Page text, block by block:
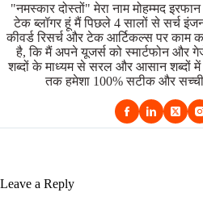
"नमस्कार दोस्तों" मेरा नाम मोहम्मद
टेक ब्लॉगर हूं मैं पिछले 4 सालों से सर्च
कीवर्ड रिसर्च और टेक आर्टिकल्स पर काम
है, कि मैं अपने यूजर्स को स्मार्टफोन और
शब्दों के माध्यम से सरल और आसान शब्दों में
तक हमेशा 100% सटीक और सच्ची
Leave a Reply